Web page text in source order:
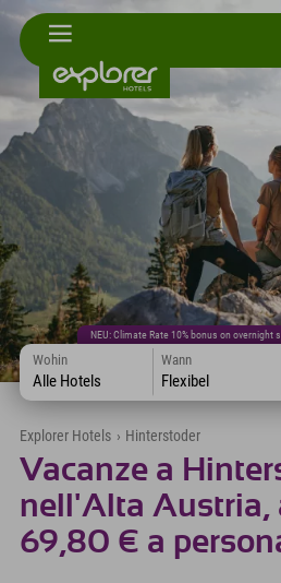
NEU: Climate Rate 10% bonus on overnight
Wohin
Alle Hotels
Wann
Flexibel
Explorer Hotels › Hinterstoder
Vacanze a
nell'Alta Austria,
69,80 € a